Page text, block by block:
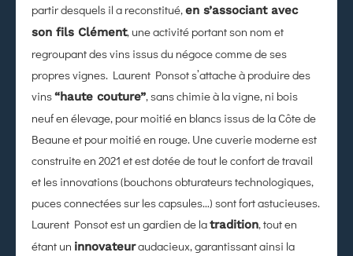
partir desquels il a reconstitué,en s’associant avec
son fils Clément, une activité portant son nom et
regroupant des vins issus du négoce comme de ses
propres vignes. Laurent Ponsot s’attache à produire des
vins“haute couture”, sans chimie à la vigne, ni bois
neuf en élevage, pour moitié en blancs issus de la Côte de
Beaune et pour moitié en rouge. Une cuverie moderne est
construite en 2021 et est dotée de tout le confort de travail
et les innovations (bouchons obturateurs technologiques,
puces connectées sur les capsules…) sont fort astucieuses.
Laurent Ponsot est un gardien de latradition, tout en
étant un innovateuraudacieux, garantissant ainsi la